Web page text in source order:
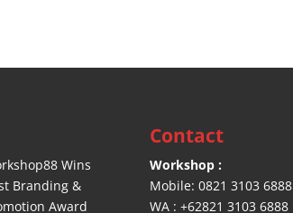
Wins
Branding &
Award
Contact
Workshop :
Mobile: 0821 3103 6888
WA : +62821 3103 6888